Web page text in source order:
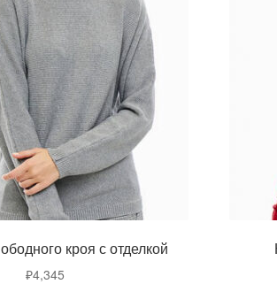
кроя с отделкой
₽4,345